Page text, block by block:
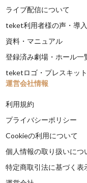
ライブ配信について
teket利用者様の声・導
資料・マニュアル
登録済み劇場・ホール一
teketロゴ・プレスキット
運営会社情報
利用規約
プライバシーポリシー
Cookieの利用について
個人情報の取り扱いにつ
特定商取引法に基づく表